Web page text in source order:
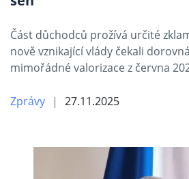
Část důchodců prožívá určité
nově vznikající vlády čekali
mimořádné valorizace z června
Zprávy 27.11.2025